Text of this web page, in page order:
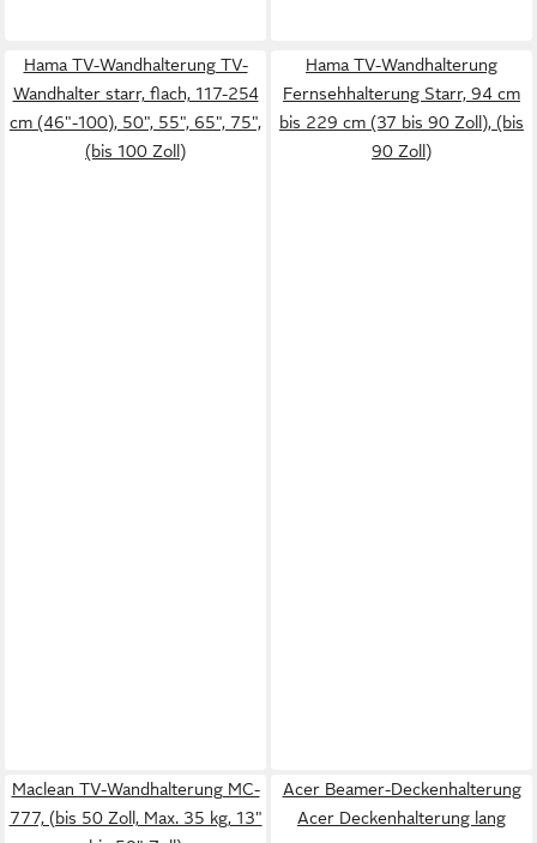
Hama TV-Wandhalterung TV-
Wandhalter starr, flach, 117-254
cm (46"-100), 50", 55", 65", 75",
(bis 100 Zoll)
Hama TV-Wandhalterung
Fernsehhalterung Starr, 94 cm
bis 229 cm (37 bis 90 Zoll), (bis
90 Zoll)
Maclean TV-Wandhalterung MC-
777, (bis 50 Zoll, Max. 35 kg, 13"
Acer Beamer-Deckenhalterung
Acer Deckenhalterung lang